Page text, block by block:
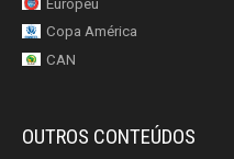
Europeu
Copa América
CAN
OUTROS CONTEÚDOS